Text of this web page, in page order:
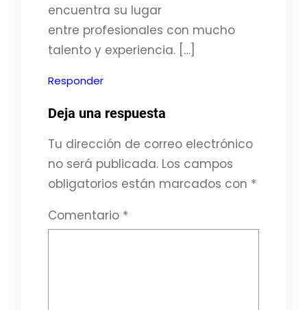
encuentra su lugar
entre profesionales con mucho
talento y experiencia. […]
Responder
Deja una respuesta
Tu dirección de correo electrónico
no será publicada. Los campos
obligatorios están marcados con *
Comentario *